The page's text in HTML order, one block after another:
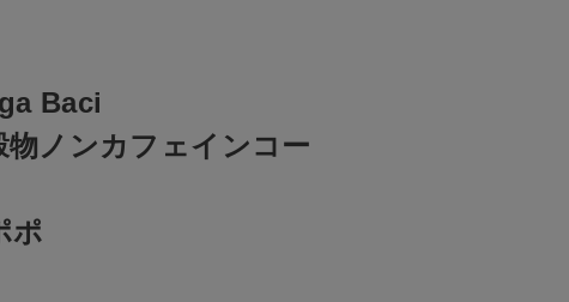
Baci
物ノンカフェインコー
ポ